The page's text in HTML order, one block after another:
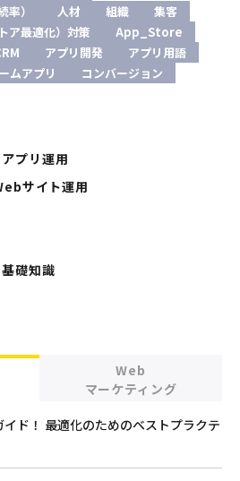
率）
人材 組織
集客
ア最適化）対策
App_Store
アプリ開発
アプリ用語
ムアプリ コンバージョン
プリ運用
サイト運用
礎知識
Web
マーケティング
ド！ 最適化のためのベストプラクテ